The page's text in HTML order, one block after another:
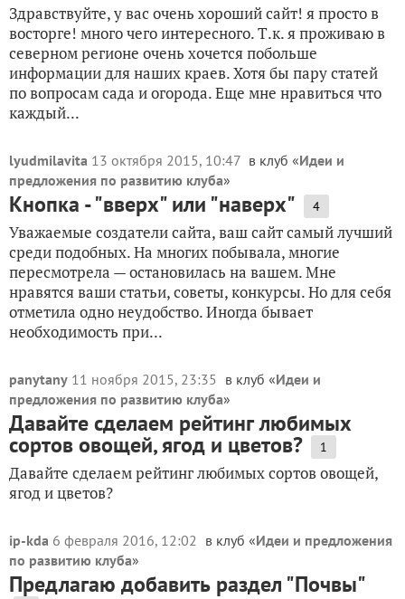
Здравствуйте, у вас очень хороший сайт! я просто в
восторге! много чего интересного. Т.к. я проживаю в
северном регионе очень хочется побольше
информации для наших краев. Хотя бы пару статей
по вопросам сада и огорода. Еще мне нравиться что
каждый...
lyudmilavita 13 октября 2015, 10:47 в клуб «Идеи и
предложения по развитию клуба»
Кнопка - "вверх" или "наверх" 4
Уважаемые создатели сайта, ваш сайт самый лучший
среди подобных. На многих побывала, многие
пересмотрела — остановилась на вашем. Мне
нравятся ваши статьи, советы, конкурсы. Но для себя
отметила одно неудобство. Иногда бывает
необходимость при...
panytany 11 ноября 2015, 23:35 в клуб «Идеи и
предложения по развитию клуба»
Давайте сделаем рейтинг любимых
сортов овощей, ягод и цветов? 1
Давайте сделаем рейтинг любимых сортов овощей,
ягод и цветов?
ip-kda 6 февраля 2016, 12:02 в клуб «Идеи и предложения
по развитию клуба»
Предлагаю добавить раздел "Почвы"